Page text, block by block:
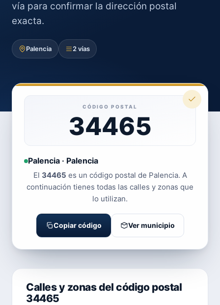
vía para confirmar la dirección postal
exacta.
Palencia 2 vías
CÓDIGO POSTAL
34465
Palencia · Palencia
El 34465 es un código postal de Palencia. A
continuación tienes todas las calles y zonas que
lo utilizan.
Copiar código Ver municipio
Calles y zonas del código postal
34465